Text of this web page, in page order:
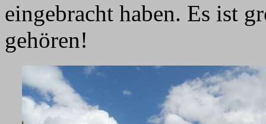
eingebracht haben. Es ist
gehören!